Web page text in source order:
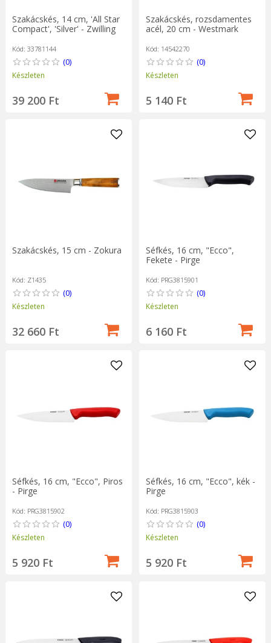
Szakácskés, 14 cm, 'All Star
Compact', 'Silver' - Zwilling
Kód: 33781144
(0)
Készleten
39 200 Ft
Szakácskés, rozsdamentes
acél, 20 cm - Westmark
Kód: 14542270
(0)
Készleten
5 140 Ft
Szakácskés, 15 cm - Zokura
Kód: Z1435
(0)
Készleten
32 660 Ft
Séfkés, 16 cm, "Ecco",
Fekete - Pirge
Kód: PRG3815901
(0)
Készleten
6 160 Ft
Séfkés, 16 cm, "Ecco", Piros
- Pirge
Kód: PRG3815902
(0)
Készleten
5 920 Ft
Séfkés, 16 cm, "Ecco", kék -
Pirge
Kód: PRG3815903
(0)
Készleten
5 920 Ft